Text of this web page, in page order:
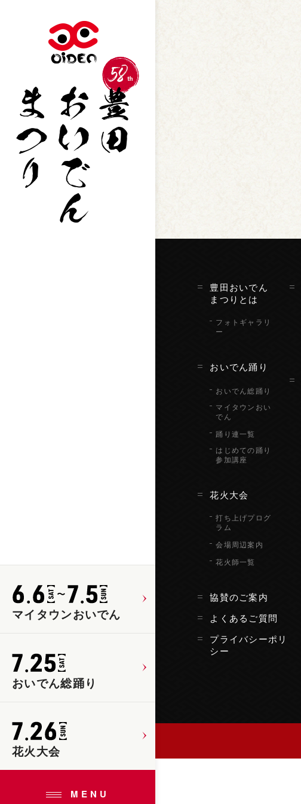
マイタウンおいでん
おいでん総踊り
花火大会
MENU
豊田おいでん
まつりとは
フォトギャラリ
ー
おいでん踊り
おいでん総踊り
マイタウンおい
でん
踊り連一覧
はじめての踊り
参加講座
花火大会
打ち上げプログ
ラム
会場周辺案内
花火師一覧
協賛のご案内
よくあるご質問
プライバシーポリ
シー